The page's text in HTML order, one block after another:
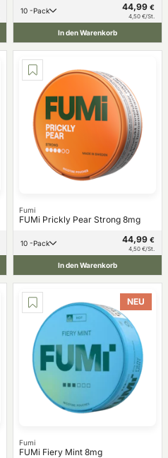
10 -Pack 44,99 €
4,50 €/St.
In den Warenkorb
Fumi
FUMi Prickly Pear Strong 8mg
10 -Pack 44,99 €
4,50 €/St.
In den Warenkorb
NEU
Fumi
FUMi Fiery Mint 8mg